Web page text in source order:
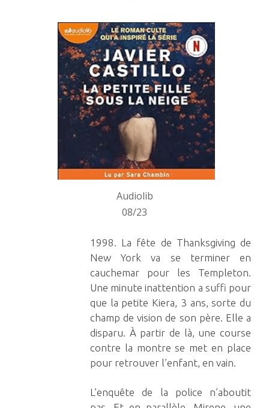
Audiolib
08/23
1998. La fête de Thanksgiving de
New York va se terminer en
cauchemar pour les Templeton.
Une minute inattention a suffi pour
que la petite Kiera, 3 ans, sorte du
champ de vision de son père. Elle a
disparu. À partir de là, une course
contre la montre se met en place
pour retrouver l’enfant, en vain.
L’enquête de la police n’aboutit